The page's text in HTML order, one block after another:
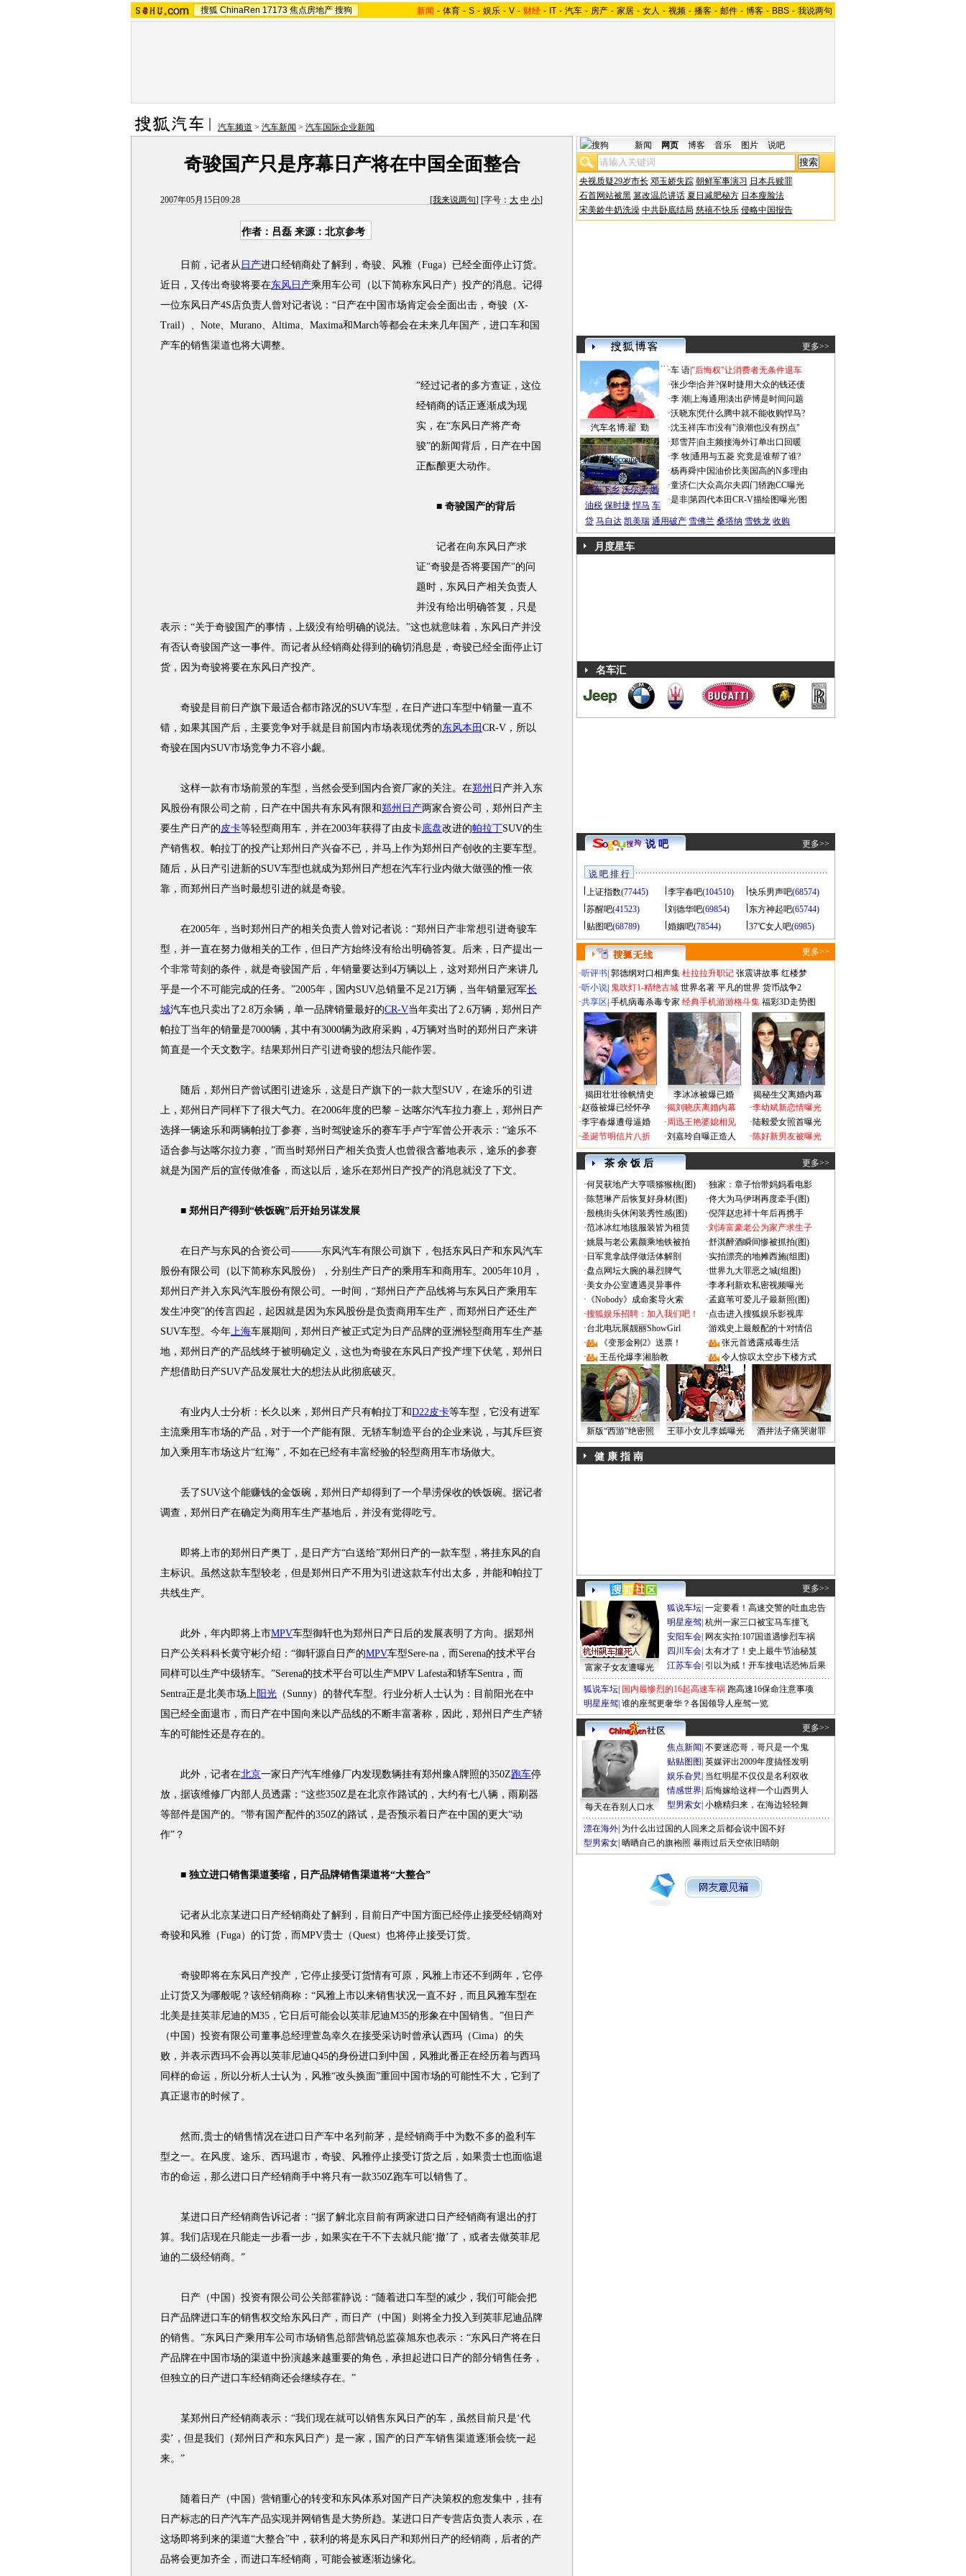
搜狐 ChinaRen 17173 焦点房地产 搜狗 新闻 - 体育 - S - 娱乐 - V - 财经 - IT - 汽车 - 房产 - 家居 - 女人 - 视频 - 播客 - 邮件 - 博客 - BBS - 我说两句
汽车频道 > 汽车新闻 > 汽车国际企业新闻
奇骏国产只是序幕日产将在中国全面整合
2007年05月15日09:28 [我来说两句] [字号： 大 中 小]
作者：吕磊 来源：北京参考
日前，记者从 日产进口经销商处了解到，奇骏、风雅（Fuga）已经全面停止订货。
近日，又传出奇骏将要在东风日产乘用车公司（以下简称东风日产）投产的消息。记得
一位东风日产4S店负责人曾对记者说：“日产在中国市场肯定会全面出击，奇骏（X-
Trail）、Note、Murano、Altima、Maxima和March等都会在未来几年国产，进口车和国
产车的销售渠道也将大调整。
”经过记者的多方查证，这位
经销商的话正逐渐成为现
实，在“东风日产将产奇
骏”的新闻背后，日产在中国
正酝酿更大动作。
■ 奇骏国产的背后
记者在向东风日产求
证"奇骏是否将要国产"的问
题时，东风日产相关负责人
并没有给出明确答复，只是
表示：“关于奇骏国产的事情，上级没有给明确的说法。”这也就意味着，东风日产并没
有否认奇骏国产这一事件。而记者从经销商处得到的确切消息是，奇骏已经全面停止订
货，因为奇骏将要在东风日产投产。
奇骏是目前日产旗下最适合都市路况的SUV车型，在日产进口车型中销量一直不
错，如果其国产后，主要竞争对手就是目前国内市场表现优秀的东风本田 CR-V，所以
奇骏在国内SUV市场竞争力不容小觑。
这样一款有市场前景的车型，当然会受到国内合资厂家的关注。在郑州 日产并入东
风股份有限公司之前，日产在中国共有东风有限和郑州日产两家合资公司，郑州日产主
要生产日产的皮卡等轻型商用车，并在2003年获得了由皮卡底盘改进的帕拉丁SUV的生
产销售权。帕拉丁的投产让郑州日产兴奋不已，并马上作为郑州日产创收的主要车型。
随后，从日产引进新的SUV车型也就成为郑州日产想在汽车行业内做大做强的惟一依
靠，而郑州日产当时最想引进的就是奇骏。
在2005年，当时郑州日产的相关负责人曾对记者说：“郑州日产非常想引进奇骏车
型，并一直在努力做相关的工作，但日产方始终没有给出明确答复。后来，日产提出一
个非常苛刻的条件，就是奇骏国产后，年销量要达到4万辆以上，这对郑州日产来讲几
乎是一个不可能完成的任务。”2005年，国内SUV总销量不足21万辆，当年销量冠军长
城汽车也只卖出了2.8万余辆，单一品牌销量最好的CR-V当年卖出了2.6万辆，郑州日产
帕拉丁当年的销量是7000辆，其中有3000辆为政府采购，4万辆对当时的郑州日产来讲
简直是一个天文数字。结果郑州日产引进奇骏的想法只能作罢。
随后，郑州日产曾试图引进途乐，这是日产旗下的一款大型SUV，在途乐的引进
上，郑州日产同样下了很大气力。在2006年度的巴黎－达喀尔汽车拉力赛上，郑州日产
选择一辆途乐和两辆帕拉丁参赛，当时驾驶途乐的赛车手卢宁军曾公开表示：“途乐不
适合参与达喀尔拉力赛，”而当时郑州日产相关负责人也曾很含蓄地表示，途乐的参赛
就是为国产后的宣传做准备，而这以后，途乐在郑州日产投产的消息就没了下文。
■ 郑州日产得到“铁饭碗”后开始另谋发展
在日产与东风的合资公司———东风汽车有限公司旗下，包括东风日产和东风汽车
股份有限公司（以下简称东风股份），分别生产日产的乘用车和商用车。2005年10月，
郑州日产并入东风汽车股份有限公司。一时间，“郑州日产产品线将与东风日产乘用车
发生冲突”的传言四起，起因就是因为东风股份是负责商用车生产，而郑州日产还生产
SUV车型。今年上海车展期间，郑州日产被正式定为日产品牌的亚洲轻型商用车生产基
地，郑州日产的产品线终于被明确定义，这也为奇骏在东风日产投产埋下伏笔，郑州日
产想借助日产SUV产品发展壮大的想法从此彻底破灭。
有业内人士分析：长久以来，郑州日产只有帕拉丁和D22皮卡等车型，它没有进军
主流乘用车市场的产品，对于一个产能有限、无轿车制造平台的企业来说，与其斥巨资
加入乘用车市场这片“红海”，不如在已经有丰富经验的轻型商用车市场做大。
丢了SUV这个能赚钱的金饭碗，郑州日产却得到了一个旱涝保收的铁饭碗。据记者
调查，郑州日产在确定为商用车生产基地后，并没有觉得吃亏。
即将上市的郑州日产奥丁，是日产方“白送给”郑州日产的一款车型，将挂东风的自
主标识。虽然这款车型较老，但是郑州日产不用为引进这款车付出太多，并能和帕拉丁
共线生产。
此外，年内即将上市MPV车型御轩也为郑州日产日后的发展表明了方向。据郑州
日产公关科科长黄守彬介绍：“御轩源自日产的MPV车型Sere-na，而Serena的技术平台
同样可以生产中级轿车。”Serena的技术平台可以生产MPV Lafesta和轿车Sentra，而
Sentra正是北美市场上阳光 （Sunny）的替代车型。行业分析人士认为：目前阳光在中
国已经全面退市，而日产在中国向来以产品线的不断丰富著称，因此，郑州日产生产轿
车的可能性还是存在的。
此外，记者在北京一家日产汽车维修厂内发现数辆挂有郑州豫A牌照的350Z跑车停
放，据该维修厂内部人员透露：“这些350Z是在北京作路试的，大约有七八辆，雨刷器
等部件是国产的。”带有国产配件的350Z的路试，是否预示着日产在中国的更大“动
作”？
■ 独立进口销售渠道萎缩，日产品牌销售渠道将“大整合”
记者从北京某进口日产经销商处了解到，目前日产中国方面已经停止接受经销商对
奇骏和风雅（Fuga）的订货，而MPV贵士（Quest）也将停止接受订货。
奇骏即将在东风日产投产，它停止接受订货情有可原，风雅上市还不到两年，它停
止订货又为哪般呢？该经销商称：“风雅上市以来销售状况一直不好，而且风雅车型在
北美是挂英菲尼迪的M35，它日后可能会以英菲尼迪M35的形象在中国销售。”但日产
（中国）投资有限公司董事总经理萱岛幸久在接受采访时曾承认西玛（Cima）的失
败，并表示西玛不会再以英菲尼迪Q45的身份进口到中国，风雅此番正在经历着与西玛
同样的命运，所以分析人士认为，风雅“改头换面”重回中国市场的可能性不大，它到了
真正退市的时候了。
然而,贵士的销售情况在进口日产车中名列前茅，是经销商手中为数不多的盈利车
型之一。在风度、途乐、西玛退市，奇骏、风雅停止接受订货之后，如果贵士也面临退
市的命运，那么进口日产经销商手中将只有一款350Z跑车可以销售了。
某进口日产经销商告诉记者：“据了解北京目前有两家进口日产经销商有退出的打
算。我们店现在只能走一步看一步，如果实在干不下去就只能‘撤’了，或者去做英菲尼
迪的二级经销商。”
日产（中国）投资有限公司公关部霍静说：“随着进口车型的减少，我们可能会把
日产品牌进口车的销售权交给东风日产，而日产（中国）则将全力投入到英菲尼迪品牌
的销售。”东风日产乘用车公司市场销售总部营销总监葆旭东也表示：“东风日产将在日
产品牌在中国市场的渠道中扮演越来越重要的角色，承担起进口日产的部分销售任务，
但独立的日产进口车经销商还会继续存在。”
某郑州日产经销商表示：“我们现在就可以销售东风日产的车，虽然目前只是‘代
卖’，但是我们（郑州日产和东风日产）是一家，国产的日产车销售渠道逐渐会统一起
来。”
随着日产（中国）营销重心的转变和东风体系对国产日产决策权的愈发集中，挂有
日产标志的日产汽车产品实现并网销售是大势所趋。某进口日产专营店负责人表示，在
这场即将到来的渠道“大整合”中，获利的将是东风日产和郑州日产的经销商，后者的产
品将会更加齐全，而进口车经销商，可能会被逐渐边缘化。
新闻 网页 博客 音乐 图片 说吧
央视质疑29岁市长 邓玉娇失踪 朝鲜军事演习 日本兵赎罪
石首网站被黑 篡改温总讲话 夏日减肥秘方 日本瘦脸法
宋美龄牛奶洗澡 中共卧底结局 慈禧不快乐 侵略中国报告
更多>>
汽车名博:翟 勤
帕萨特b6coupe谍照
·车 语|"后悔权"让消费者无条件退车
·张少华|合并?保时捷用大众的钱还债
·李 潮 上海通用淡出萨博是时间问题
·沃晓东|凭什么腾中就不能收购悍马?
·沈玉祥|车市没有"浪潮也没有拐点"
·郑雪芹| 自主频接海外订单出口回暖
·李 牧|通用与五菱 究竟是谁帮了谁?
·杨再舜|中国油价比美国高的N多理由
·童济仁|大众高尔夫四门轿跑CC曝光
·是非|第四代本田CR-V描绘图曝光/图
热点标签： 车船税
汽车下乡 沃尔沃 燃
油税 保时捷 悍马 车
贷 马自达 凯美瑞 通用破产 雪佛兰 桑塔纳 雪铁龙 收购
月度星车
名车汇
说 吧 更多>>
说 吧 排 行
上证指数(77445) 李宇春吧(104510) 快乐男声吧(68574)
苏醒吧(41523) 刘德华吧(69854) 东方神起吧(65744)
贴图吧(68789) 婚姻吧(78544) 37℃女人吧(6985)
更多>>
·听评书 郭德纲对口相声集 杜拉拉升职记 张震讲故事 红楼梦
·听小说 鬼吹灯1-精绝古城 世界名著 平凡的世界 货币战争2
·共享区 手机病毒杀毒专家 经典手机游游格斗集 福彩3D走势图
揭田壮壮徐帆情史 李冰冰被爆已婚
揭秘生父离婚内幕
·赵薇被爆已经怀孕
·李宇春爆遭母逼婚
·圣诞节明信片八折
·揭刘晓庆离婚内幕
·周迅王艳婆媳相见
·刘嘉玲自曝正造人
·李幼斌新恋情曝光
·陆毅爱女照首曝光
·陈好新男友被曝光
茶 余 饭 后 更多>>
·何炅获地产大亨喂猕猴桃(图) ·独家：章子怡带妈妈看电影
·陈慧琳产后恢复好身材(图) ·佟大为马伊琍再度牵手(图)
·殷桃街头休闲装秀性感(图) ·倪萍赵忠祥十年后再携手
·范冰冰红地毯服装皆为租赁 ·刘涛富豪老公为家产求生子
·姚晨与老公素颜乘地铁被拍 ·舒淇醉酒瞬间惨被抓拍(图)
· 日军竟拿战俘做活体解剖 ·实拍漂亮的地摊西施(组图)
·盘点网坛大腕的暴烈脾气 ·世界九大罪恶之城(组图)
·美女办公室遭遇灵异事件 ·李孝利新欢私密视频曝光
· 《Nobody》成命案导火索 ·孟庭苇可爱儿子最新照(图)
·搜狐娱乐招聘：加入我们吧！ ·点击进入搜狐娱乐影视库
·台北电玩展靓丽ShowGirl ·游戏史上最般配的十对情侣
·
《变形金刚2》送票！ ·
张元首透露戒毒生活
·
王岳伦爆李湘胎教 · 令人惊叹太空步下楼方式
新版“西游”绝密照 王菲小女儿李嫣曝光 酒井法子痛哭谢罪
健 康 指 南
更多>>
富家子女友遭曝光
狐说车坛 一定要看！高速交警的吐血忠告
明星座驾 杭州一家三口被宝马车撞飞
安阳车会 网友实拍:107国道遇惨烈车祸
四川车会 太有才了！史上最牛节油秘笈
江苏车会 引以为戒！开车接电话恐怖后果
狐说车坛 国内最惨烈的16起高速车祸 跑高速16保命注意事项
明星座驾 谁的座驾更奢华？各国领导人座驾一览
更多>>
每天在吞别人口水
焦点新闻 不要迷恋哥，哥只是一个鬼
贴贴图图 英媒评出2009年度搞怪发明
娱乐旮旯 当红明星不仅仅是名利双收
情感世界 后悔嫁给这样一个山西男人
型男索女 小糖精归来，在海边轻轻舞
漂在海外 为什么出过国的人回来之后都会说中国不好
型男索女 晒晒自己的旗袍照 暴雨过后天空依旧晴朗